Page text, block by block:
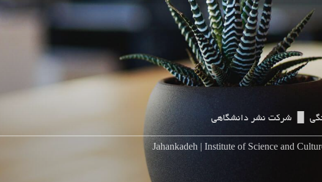
▌▐ شرکت نشر دانشگاهی
Jahankadeh | Institute of Science and